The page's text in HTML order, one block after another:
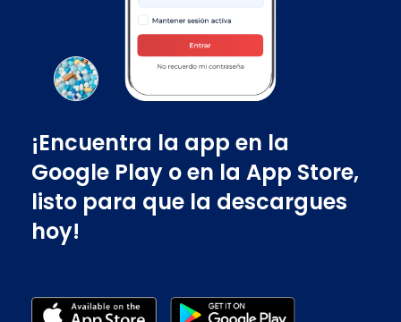
¡Encuentra la app en la
Google Play o en la App Store,
listo para que la descargues
hoy!